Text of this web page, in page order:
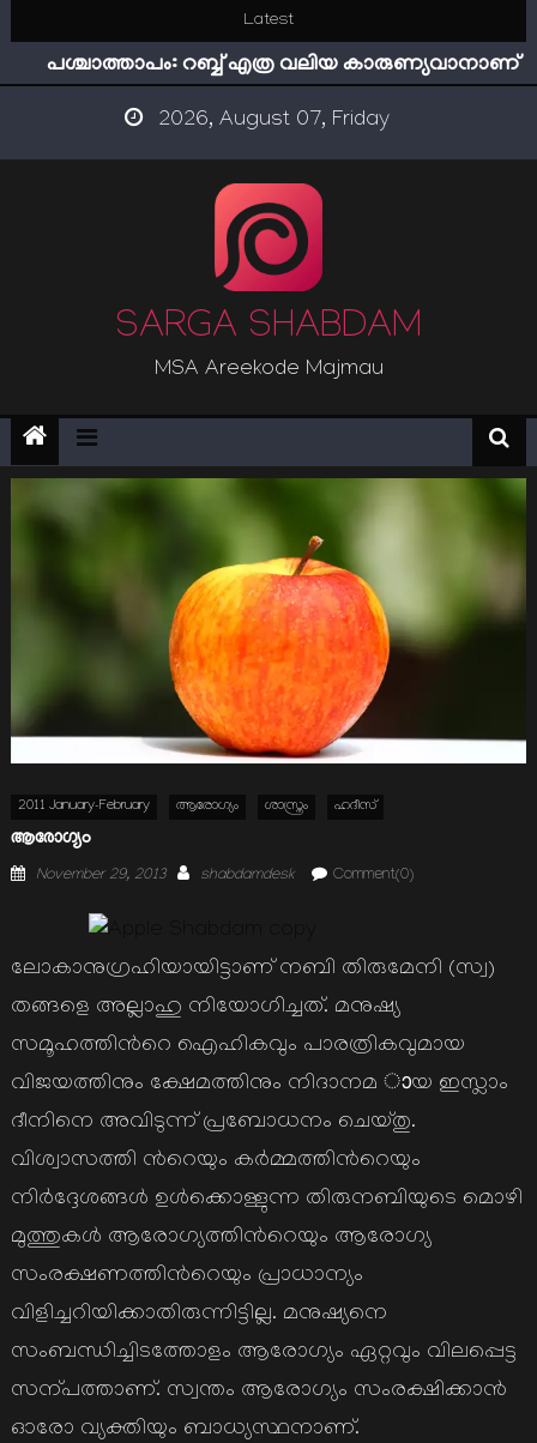
content
Latest
ഇമാം നവവി: അനന്തമായ നാൽപതാണ്ടുകൾ
പശ്ചാത്താപം: റബ്ബ് എത്ര വലിയ കാരുണ്യവാനാണ്
“ട്രംപ് 2.0” അധികാരത്തിന്‍റെ നിഴലിലെ എപ്സ്റ്റീന്‍
സൂക്ഷിക്കുക! കുറ്റകൃത്യങ്ങളാണിന്ന് ട്രെന്‍ഡ്
ഇമാം നവവി: അനന്തമായ നാൽപതാണ്ടുകൾ
2026, August 07, Friday
SARGA SHABDAM
MSA Areekode Majmau
2011 January-February ആരോഗ്യം ശാസ്ത്രം ഹദീസ്
ആരോഗ്യം
Posted
November 29, 2013 Author
shabdamdesk Comment(0)
ലോകാനുഗ്രഹിയായിട്ടാണ് നബി തിരുമേനി (സ്വ)
തങ്ങളെ അല്ലാഹു നിയോഗിച്ചത്. മനുഷ്യ
സമൂഹത്തിന്‍റെ ഐഹികവും പാരത്രികവുമായ
വിജയത്തിനും ക്ഷേമത്തിനും നിദാനമ ായ ഇസ്ലാം
ദീനിനെ അവിടുന്ന് പ്രബോധനം ചെയ്തു.
വിശ്വാസത്തി ന്‍റെയും കര്‍മ്മത്തിന്‍റെയും
നിര്‍ദ്ദേശങ്ങള്‍ ഉള്‍ക്കൊള്ളുന്ന തിരുനബിയുടെ മൊഴി
മുത്തുകള്‍ ആരോഗ്യത്തിന്‍റെയും ആരോഗ്യ
സംരക്ഷണത്തിന്‍റെയും പ്രാധാന്യം
വിളിച്ചറിയിക്കാതിരുന്നിട്ടില്ല. മനുഷ്യനെ
സംബന്ധിച്ചിടത്തോളം ആരോഗ്യം ഏറ്റവും വിലപ്പെട്ട
സന്പത്താണ്. സ്വന്തം ആരോഗ്യം സംരക്ഷിക്കാന്‍
ഓരോ വ്യക്തിയും ബാധ്യസ്ഥനാണ്.